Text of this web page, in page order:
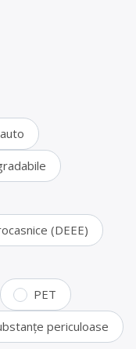
(DEEE)
PET
periculoase